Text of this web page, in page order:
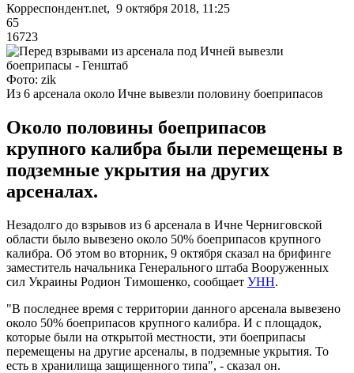
Корреспондент.net, 9 октября 2018, 11:25
65
16723
Фото: zik
Из 6 арсенала около Ичне вывезли половину боеприпасов
Около половины боеприпасов
крупного калибра были перемещены в
подземные укрытия на других
арсеналах.
Незадолго до взрывов из 6 арсенала в Ичне Черниговской
области было вывезено около 50% боеприпасов крупного
калибра. Об этом во вторник, 9 октября сказал на брифинге
заместитель начальника Генерального штаба Вооруженных
сил Украины Родион Тимошенко, сообщает УНН.
"В последнее время с территории данного арсенала вывезено
около 50% боеприпасов крупного калибра. И с площадок,
которые были на открытой местности, эти боеприпасы
перемещены на другие арсеналы, в подземные укрытия. То
есть в хранилища защищенного типа", - сказал он.